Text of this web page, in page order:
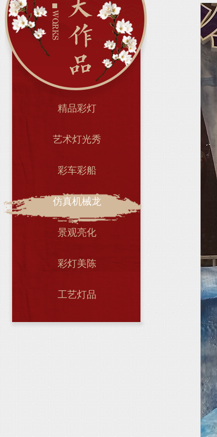
精品彩灯
艺术灯光秀
彩车彩船
仿真机械龙
景观亮化
彩灯美陈
工艺灯品